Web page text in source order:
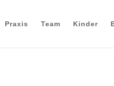
Praxis Team Kinder